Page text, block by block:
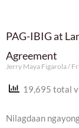
PAG-IBIG at
Agreement
Jerry Maya Figarola
19,695 total
Nilagdaan